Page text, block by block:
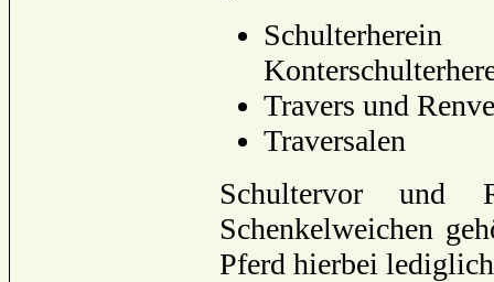
Travers und
Traversalen
Schultervor und
Schenkelweichen
Pferd hierbei